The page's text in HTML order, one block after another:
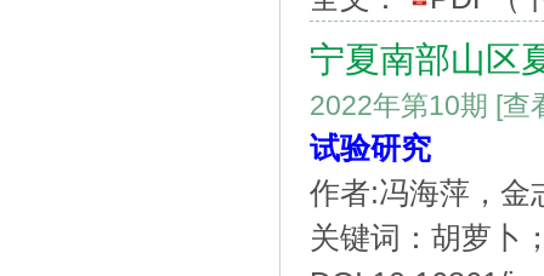
宁夏南部山区
2022年第10期 [查
试验研究
作者:冯海萍，金
关键词：胡萝卜